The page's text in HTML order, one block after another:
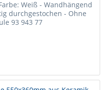
Weiß - Wandhängend
durchgestochen - Ohne
93 943 77